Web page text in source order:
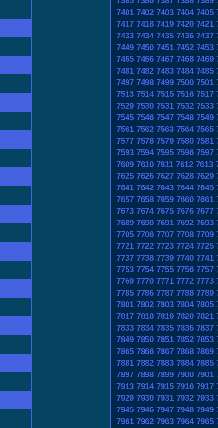
7401 7402 7403 7404 7405
7417 7418 7419 7420 7421
7433 7434 7435 7436 7437
7449 7450 7451 7452 7453
7465 7466 7467 7468 7469
7481 7482 7483 7484 7485
7497 7498 7499 7500 7501
7513 7514 7515 7516 7517
7529 7530 7531 7532 7533
7545 7546 7547 7548 7549
7561 7562 7563 7564 7565
7577 7578 7579 7580 7581
7593 7594 7595 7596 7597
7609 7610 7611 7612 7613
7625 7626 7627 7628 7629
7641 7642 7643 7644 7645
7657 7658 7659 7660 7661
7673 7674 7675 7676 7677
7689 7690 7691 7692 7693
7705 7706 7707 7708 7709
7721 7722 7723 7724 7725
7737 7738 7739 7740 7741
7753 7754 7755 7756 7757
7769 7770 7771 7772 7773
7785 7786 7787 7788 7789
7801 7802 7803 7804 7805
7817 7818 7819 7820 7821
7833 7834 7835 7836 7837
7849 7850 7851 7852 7853
7865 7866 7867 7868 7869
7881 7882 7883 7884 7885
7897 7898 7899 7900 7901
7913 7914 7915 7916 7917
7929 7930 7931 7932 7933
7945 7946 7947 7948 7949
7961 7962 7963 7964 7965